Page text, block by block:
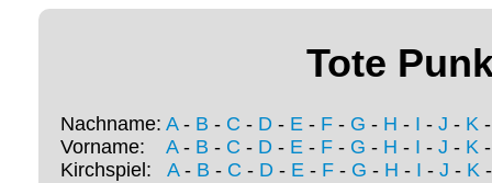
Tote
Nachname: A- B - C - D - E - F - G - H - I - J - K
Vorname: A- B - C - D - E - F - G - H - I - J - K
Kirchspiel: A- B - C - D- E- F- G - H - I - J - K